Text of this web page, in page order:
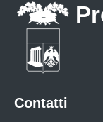
Contatti